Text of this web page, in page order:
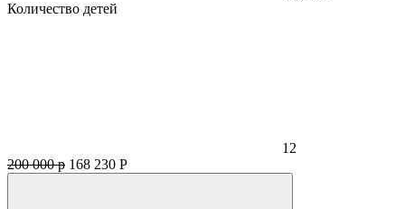
Количество детей
12
200 000 р 168 230 Р